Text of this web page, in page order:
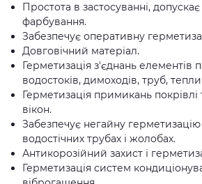
Простота в застосуванні,
фарбування.
Забезпечує оперативну
Довговічний матеріал.
Герметизація з'єднань елементів
водостоків, димоходів, труб,
Герметизація примикань
вікон.
Забезпечує негайну
водостічних трубах і жолобах.
Антикорозійний захист і
Герметизація систем